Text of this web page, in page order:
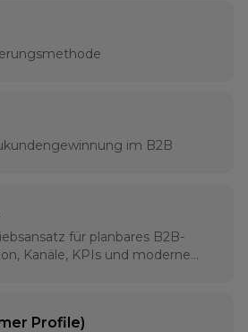
im B2B
für planbares B2B-
Kanäle, KPIs und moderne
Profile)